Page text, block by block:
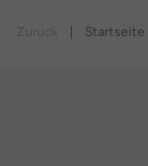
Startseite